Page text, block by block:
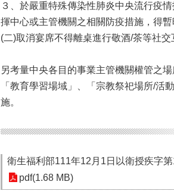
３、於嚴重特殊傳染性肺炎中央流行疫
揮中心或主管機關之相關防疫措施，得暫
(二)取消宴席不得離桌進行敬酒/茶等社交
另考量中央各目的事業主管機關權管之
「教育學習場域」、「宗教祭祀場所/
施。
衛生福利部111年12月1日以衛授疾字
pdf(1.68 MB)